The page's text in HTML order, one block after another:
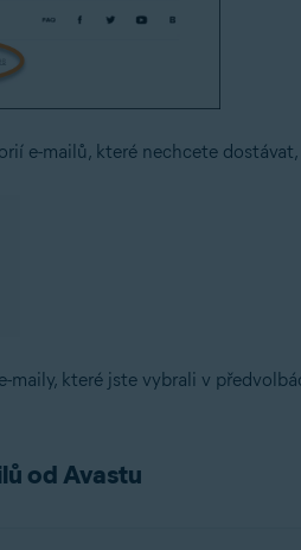
e-mailů, které nechcete
maily, které jste vybrali v
od Avastu